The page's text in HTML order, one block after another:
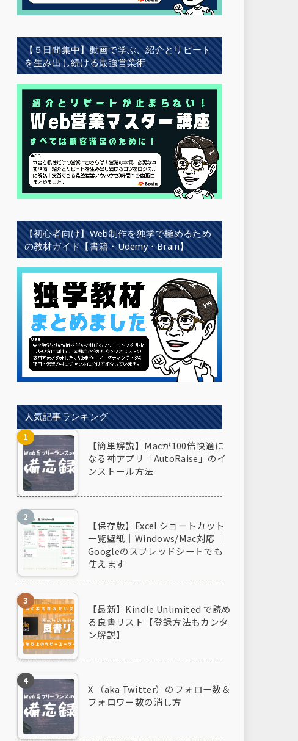
【５日間集中】動画で学ぶ、紹介とリピート
を生み出し続ける最強営業術
【初心者向け】Web制作を独学で極めるため
の教材ガイド【書籍・Udemy・Brain】
人気記事ランキング
【簡単解説】Macが100倍快適に
なる神アプリ「AutoRaise」のイ
ンストール方法
【保存版】Excel ショートカット
一覧壁紙｜Windows/Mac対応｜
Googleのスプレッドシートでも
使えます
【最新】Kindle Unlimited で読め
る良書リスト【登録方法もカンタ
ン解説】
X （aka Twitter）のフォロー数＆
フォロワー数の消し方